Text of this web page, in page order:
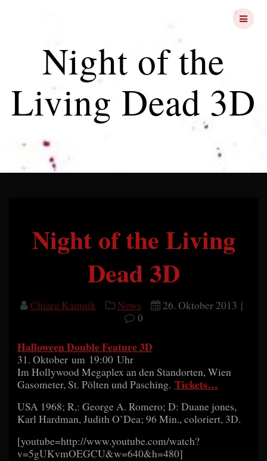
Night of the
Living Dead 3D
Night of the Living
Dead 3D
Chiara Kamnik News 26. Oktober 2013 |
0
Halloween Double Feature 3D
31. Oktober um 19:00 Uhr
Im Hollywood Megaplex an den Standorten, Wien
Gasometer, St. Pölten und Pasching. Tickets…
USA 1968; R,: George A. Romero; D: Duane jones,
Karl Hardman, Judith O’Dea; 96 Min., coloriert, 3D.
[youtube=http://www.youtube.com/watch?
v=5gUKvmOEGCU&w=640&h=480]